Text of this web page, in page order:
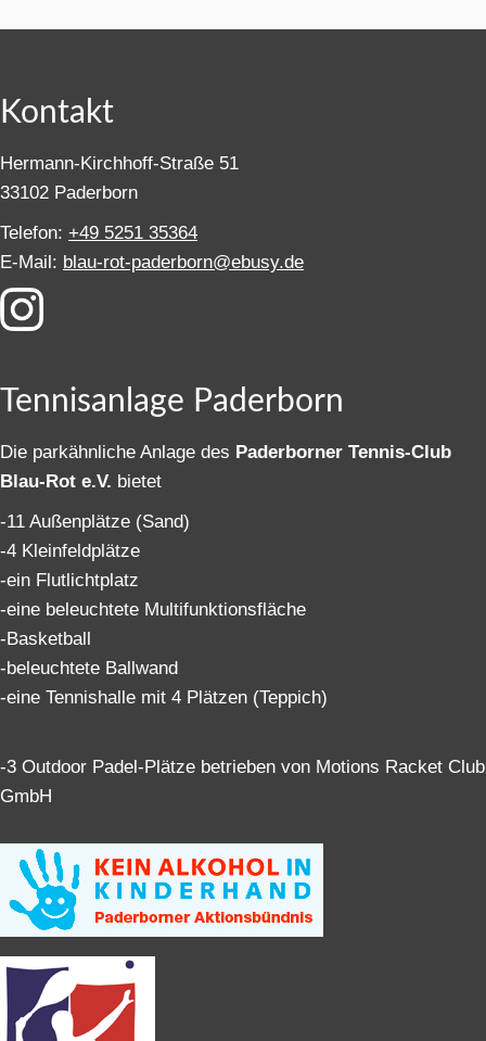
Kontakt
Hermann-Kirchhoff-Straße 51
33102 Paderborn
Telefon: +49 5251 35364
E-Mail: blau-rot-paderborn@ebusy.de
Tennisanlage Paderborn
Die parkähnliche Anlage des Paderborner Tennis-Club
Blau-Rot e.V. bietet
-11 Außenplätze (Sand)
-4 Kleinfeldplätze
-ein Flutlichtplatz
-eine beleuchtete Multifunktionsfläche
-Basketball
-beleuchtete Ballwand
-eine Tennishalle mit 4 Plätzen (Teppich)
-3 Outdoor Padel-Plätze betrieben von Motions Racket Club
GmbH